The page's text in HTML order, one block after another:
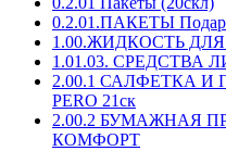
0.2.01.ПАКЕТЫ
1.00.ЖИДКОСТЬ
1.01.03. СРЕДСТВА
2.00.1 САЛФЕТКА
PERO 21ск
2.00.2 БУМАЖНАЯ
КОМФОРТ